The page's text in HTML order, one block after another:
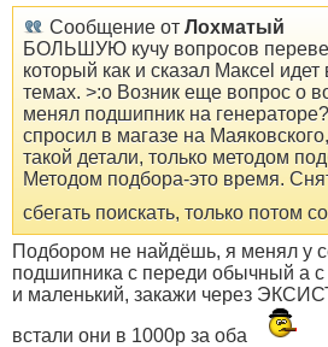
Сообщение от Лохматый
БОЛЬШУЮ кучу вопросов
который как и сказал Максеl идет
темах. >:o Возник еще вопрос о
менял подшипник на
спросил в магазе на
такой детали, только методом
Методом подбора-это время.
сбегать поискать, только потом
Подбором не найдёшь, я менял у
подшипника с переди обычный а с
и маленький, закажи через
встали они в 1000р за оба